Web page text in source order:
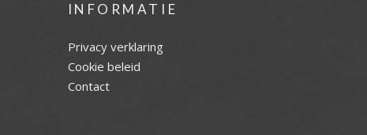
INFORMATIE
Privacy verklaring
Cookie beleid
Contact